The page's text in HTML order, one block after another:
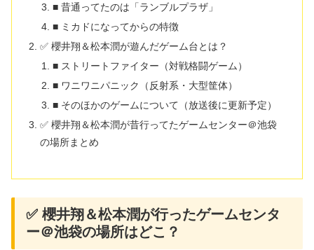
■ 昔通ってたのは「ランブルプラザ」
■ ミカドになってからの特徴
✅ 櫻井翔＆松本潤が遊んだゲーム台とは？
■ ストリートファイター（対戦格闘ゲーム）
■ ワニワニパニック（反射系・大型筐体）
■ そのほかのゲームについて（放送後に更新予定）
✅ 櫻井翔＆松本潤が昔行ってたゲームセンター＠池袋
の場所まとめ
✅ 櫻井翔＆松本潤が行ったゲームセンタ
ー＠池袋の場所はどこ？